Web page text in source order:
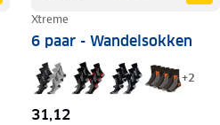
Xtreme
6 paar - Wandelsokken
+2
31,12